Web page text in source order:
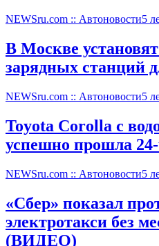
NEWSru.com :: Автоновости5
В Москве
зарядных станций
NEWSru.com :: Автоновости5
Toyota Corolla с
успешно прошла
NEWSru.com :: Автоновости5
«Сбер» показал
электротакси без
(ВИДЕО)